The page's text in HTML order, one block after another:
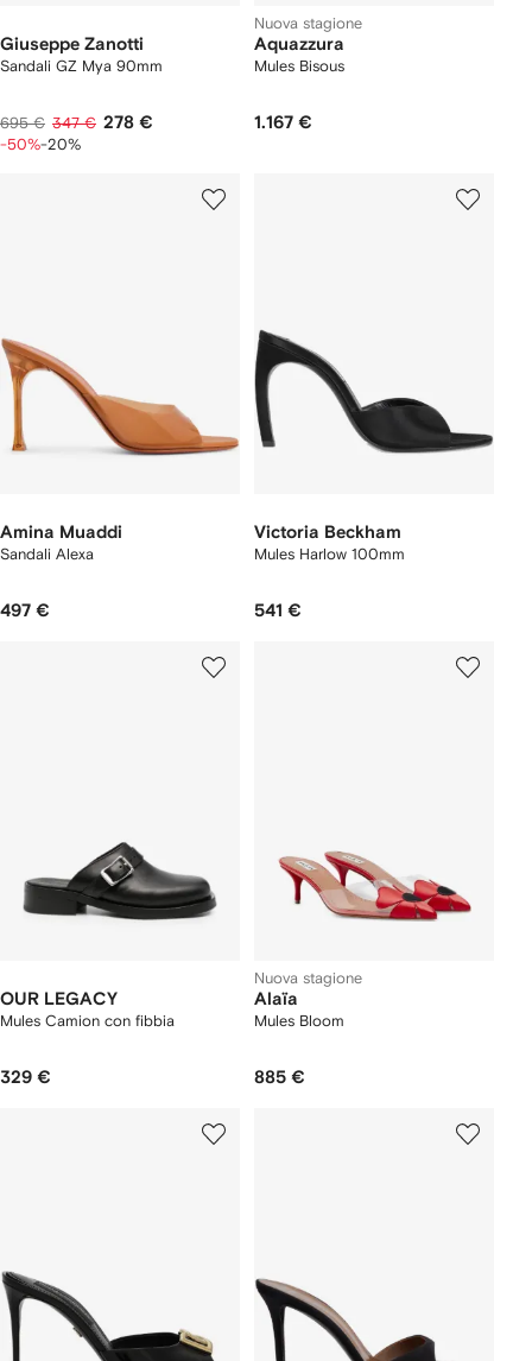
Giuseppe Zanotti
Sandali GZ Mya 90mm
695 € 347 € 278 €
-50%-20%
Nuova stagione
Aquazzura
Mules Bisous
1.167 €
Amina Muaddi
Sandali Alexa
497 €
Victoria Beckham
Mules Harlow 100mm
541 €
OUR LEGACY
Mules Camion con fibbia
329 €
Nuova stagione
Alaïa
Mules Bloom
885 €